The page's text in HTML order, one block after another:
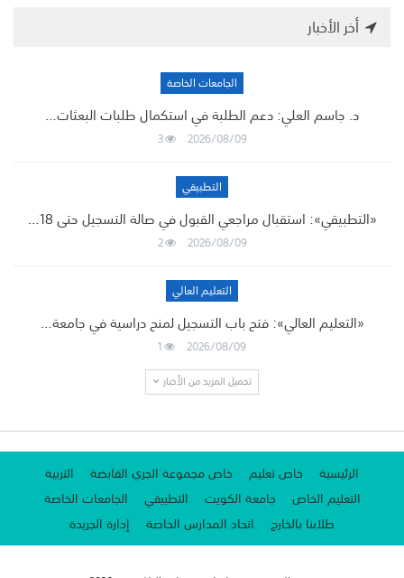
أخر الأخبار
الجامعات الخاصة
د. جاسم العلي: دعم الطلبة في استكمال طلبات البعثات…
2026/08/09
3
التطبيقي
«التطبيقي»: استقبال مراجعي القبول في صالة التسجيل حتى 18…
2026/08/09
2
التعليم العالي
«التعليم العالي»: فتح باب التسجيل لمنح دراسية في جامعة…
2026/08/09
1
تحميل المزيد من الأخبار
الرئيسية خاص تعليم خاص مجموعة الجري القابضة
التربية
التعليم الخاص
جامعة الكويت التطبيقي
الجامعات الخاصة
طلابنا بالخارج
اتحاد المدارس الخاصة إدارة الجريدة